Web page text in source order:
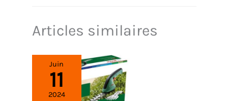
Articles similaires
Juin
11
2024